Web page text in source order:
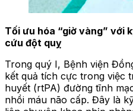
Tối ưu hóa “giờ vàng” với
cứu đột quỵ
Trong quý I, Bệnh viện
kết quả tích cực trong việc
huyết (rtPA) đường tĩnh
nhồi máu não cấp. Đây là